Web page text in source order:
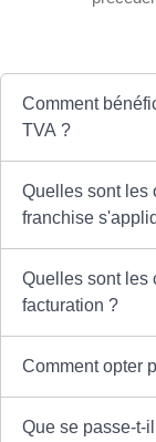
Comment
TVA ?
Quelles sont les
franchise
Quelles sont les
facturation ?
Comment opter
Que se passe-t-